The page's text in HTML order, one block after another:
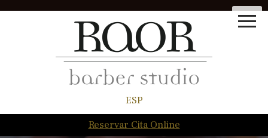
ESP
Reservar Cita Online